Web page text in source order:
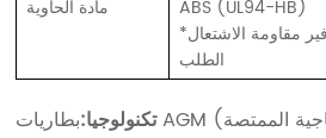
مادة الحاوية
ABS (UL94-HB)
*يمكن توفير مقاومة الاشتعال (UL94-V0) عند
الطلب
تكنولوجيا:بطاريات AGM (الألياف الزجاجية الممتصة). مانعة